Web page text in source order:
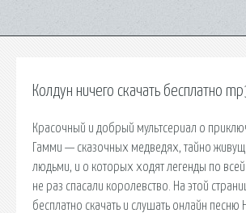
Колдун ничего скачать бесплатно
Красочный и добрый мультсериал о
Гамми — сказочных медведях, тайно
людьми, и о которых ходят легенды по
не раз спасали королевство. На этой
бесплатно скачать и слушать онлайн песню